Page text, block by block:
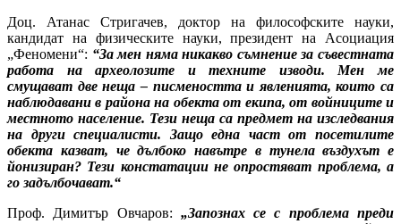
Доц. Атанас Стригачев, доктор на философските науки,
кандидат на физическите науки, президент на Асоциация
„Феномени“: “За мен няма никакво съмнение за съвестната
работа на археолозите и техните изводи. Мен ме
смущават две неща – писмеността и явленията, които са
наблюдавани в района на обекта от екипа, от войниците и
местното население. Тези неща са предмет на изследвания
на други специалисти. Защо една част от посетилите
обекта казват, че дълбоко навътре в тунела въздухът е
йонизиран? Тези констатации не опростяват проблема, а
го задълбочават.“
Проф. Димитър Овчаров: „Запознах се с проблема преди